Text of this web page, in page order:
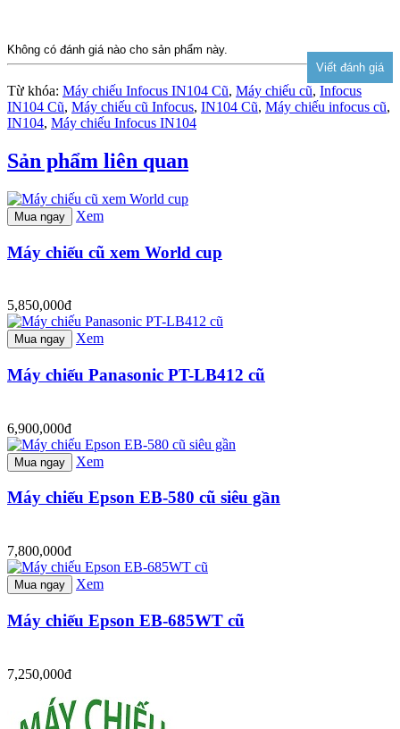
Không có đánh giá nào cho sản phẩm này.
Từ khóa: Máy chiếu Infocus IN104 Cũ, Máy chiếu cũ, Infocus
IN104 Cũ, Máy chiếu cũ Infocus, IN104 Cũ, Máy chiếu infocus cũ,
IN104, Máy chiếu Infocus IN104
Sản phẩm liên quan
Mua ngay Xem
Máy chiếu cũ xem World cup
5,850,000đ
Mua ngay Xem
Máy chiếu Panasonic PT-LB412 cũ
6,900,000đ
Mua ngay Xem
Máy chiếu Epson EB-580 cũ siêu gần
7,800,000đ
Mua ngay Xem
Máy chiếu Epson EB-685WT cũ
7,250,000đ